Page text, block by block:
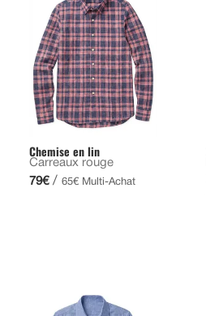
Chemise en lin
Carreaux rouge
79€ / 65€ Multi-Achat